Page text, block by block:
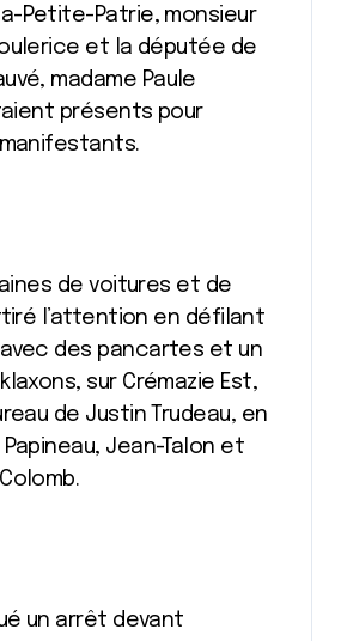
Petite-Patrie, monsieur
et la députée de
madame Paule
présents pour
de voitures et de
l’attention en défilant
des pancartes et un
sur Crémazie Est,
de Justin Trudeau, en
Jean-Talon et
un arrêt devant